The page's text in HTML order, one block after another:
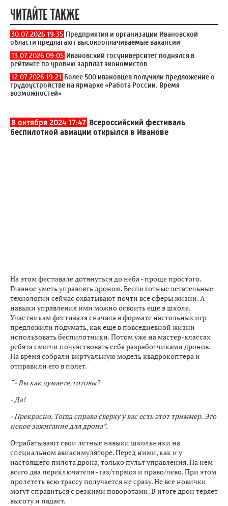
ЧИТАЙТЕ ТАКЖЕ
30.07.2026 19:35 Предприятия и организации Ивановской
области предлагают высокооплачиваемые вакансии
13.07.2026 09:05 Ивановский госуниверситет поднялся в
рейтинге по уровню зарплат экономистов
12.07.2026 19:21 Более 500 ивановцев получили предложение о
трудоустройстве на ярмарке «Работа России. Время
возможностей»
8 октября 2024 17:47 Всероссийский фестиваль
беспилотной авиации открылся в Иванове
На этом фестивале дотянуться до неба - проще простого.
Главное уметь управлять дроном. Беспилотные летательные
технологии сейчас охватывают почти все сферы жизни. А
навыки управления ими можно освоить еще в школе.
Участникам фестиваля сначала в формате настольных игр
предложили подумать, как еще в повседневной жизни
использовать беспилотники. Потом уже на мастер-классах
ребята смогли почувствовать себя разработчиками дронов.
На время собрали виртуальную модель квадрокоптера и
отправили его в полет.
“ - Вы как думаете, готовы?
- Да!
- Прекрасно. Тогда справа сверху у вас есть этот триммер. Это
некое зажигание для дрона”.
Отрабатывают свои летные навыки школьники на
специальном авиасимуляторе. Перед ними, как и у
настоящего пилота дрона, только пульт управления. На нем
всего два переключателя - газ/тормоз и право/лево. При этом
пролететь всю трассу получается не сразу. Не все новички
могут справиться с резкими поворотами. В итоге дрон теряет
высоту и падает.